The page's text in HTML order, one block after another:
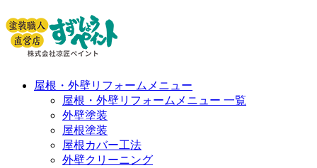
屋根・外壁リフォームメニュー
屋根・外壁リフォームメニュー 一覧
外壁塗装
屋根塗装
屋根カバー工法
外壁クリーニング